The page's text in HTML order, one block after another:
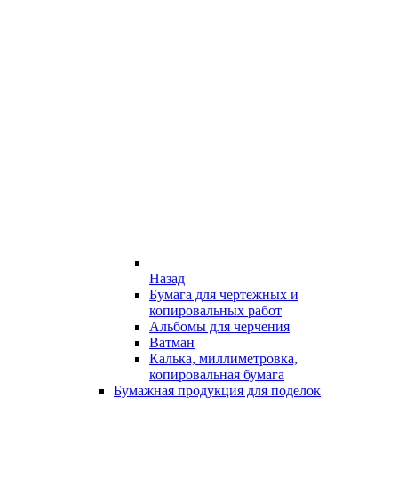
Назад
Бумага для чертежных и
копировальных работ
Альбомы для черчения
Ватман
Калька, миллиметровка,
копировальная бумага
Бумажная продукция для поделок